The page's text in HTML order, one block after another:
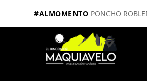
#ALMOMENTO PONCHO